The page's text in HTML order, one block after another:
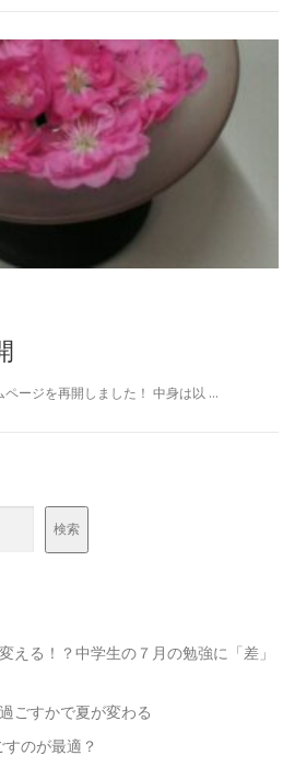
ージを再開しました！ 中身は以 …
検索
える！？中学生の７月の勉強に「差」
ごすかで夏が変わる
のが最適？